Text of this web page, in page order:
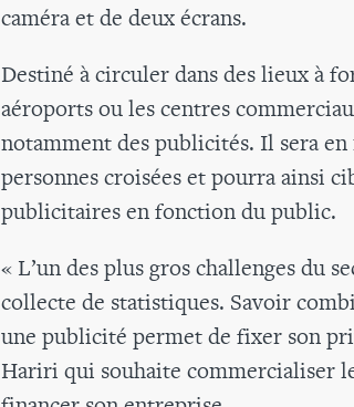
caméra et de deux écrans.
Destiné à circuler dans des lieux à
aéroports ou les centres
notamment des publicités. Il sera
personnes croisées et pourra ainsi
publicitaires en fonction du public.
« L’un des plus gros challenges du
collecte de statistiques. Savoir
une publicité permet de fixer son
Hariri qui souhaite commercialiser